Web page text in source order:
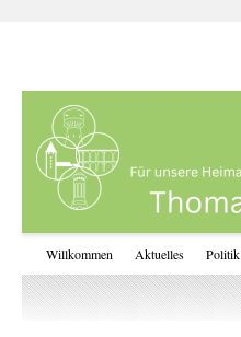
Willkommen Aktuelles Politik